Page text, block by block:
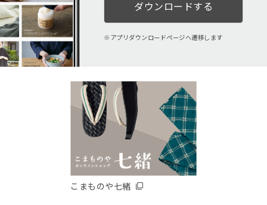
ダウンロードする
アプリダウンロードページへ遷移します
こまものや七緒